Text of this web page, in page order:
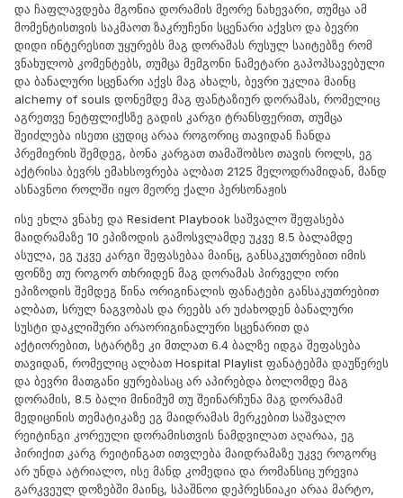
და ჩაფლავდება მგონია დორამის მეორე ნახევარი, თუმცა ამ
მომენტისთვის საკმაოთ ზაკრუჩენი სცენარი აქვსო და ბევრი
დიდი ინტერესით უყურებს მაგ დორამას რუსულ საიტებზე რომ
ვნახულობ კომენტებს, თუმცა მემგონი ნამეტარი გაპოპსავებული
და ბანალური სცენარი აქვს მაგ ახალს, ბევრი უკლია მაინც
alchemy of souls დონემდე მაგ ფანტაზიურ დორამას, რომელიც
აგრეთვე ნეტფლიქსზე გადის კარგი ტრანსფერით, თუმცა
შეიძლება ისეთი ცუდიც არაა როგორიც თავიდან ჩანდა
პრემიერის შემდეგ, ბონა კარგათ თამაშობსო თავის როლს, ეგ
აქტრისა ბევრს ემახსოვრება ალბათ 2125 მელოდრამიდან, მანდ
ასნავნოი როლში იყო მეორე ქალი პერსონაჟის
ისე ეხლა ვნახე და Resident Playbook საშვალო შეფასება
მაიდრამაზე 10 ეპიზოდის გამოსვლამდე უკვე 8.5 ბალამდე
ასულა, ეგ უკვე კარგი შეფასებაა მაინც, განსაკუთრებით იმის
ფონზე თუ როგორ თხრიდენ მაგ დორამას პირველი ორი
ეპიზოდის შემდეგ წინა ორიგინალის ფანატები განსაკუთრებით
ალბათ, სრულ ნაგვობას და რეებს არ უძახოდენ ბანალური
სუსტი დაკლიშური არაორიგინალური სცენარით და
აქტიორებით, სტარტზე კი მთლათ 6.4 ბალზე იდგა შეფასება
თავიდან, რომელიც ალბათ Hospital Playlist ფანატებმა დაუწერეს
და ბევრი მათგანი ყურებასაც არ აპირებდა ბოლომდე მაგ
დორამის, 8.5 ბალი მინიმუმ თუ შეინარჩუნა მაგ დორამამ
მედიცინის თემატიკაზე ეგ მაიდრამას მერკებით საშვალო
რეიტინგი კორეული დორამისთვის ნამდვილათ აღარაა, ეგ
პირიქით კარგ რეიტინგათ ითვლება მაიდრამაზე უკვე როგორც
არ უნდა ატრიალო, ისე მანდ კომედია და რომანსიც ურევია
გარკვეულ დოზებში მაინც, სპაშნოი დეპრესნიაკი არაა მარტო,